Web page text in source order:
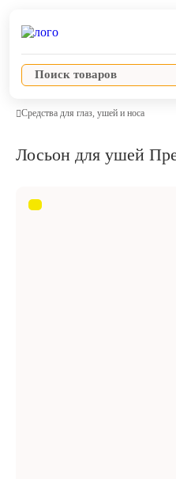
Ветпрепараты
Средства для глаз, ушей и носа
Лосьон для ушей